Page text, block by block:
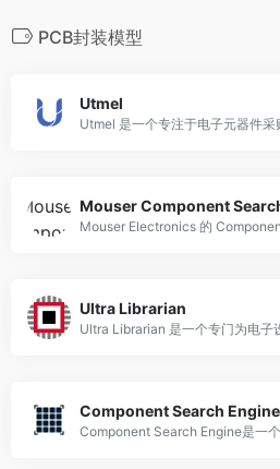
PCB封装模型
Utmel
Mouser Component
Ultra Librarian
Component Search Engine